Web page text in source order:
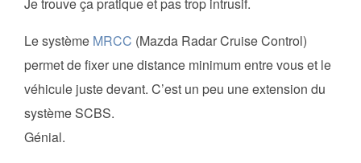
Le système MRCC (Mazda Radar Cruise Control)
permet de fixer une distance minimum entre vous et le
véhicule juste devant. C’est un peu une extension du
système SCBS.
Génial.